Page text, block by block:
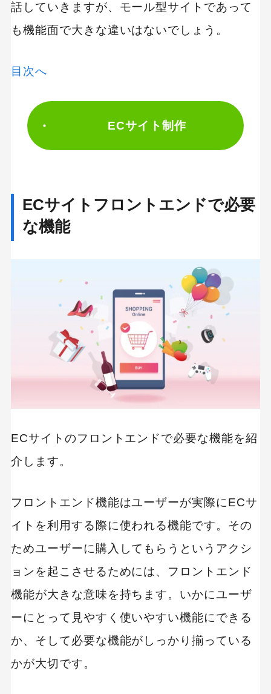
キーワードから記事を検索
カテゴリーから記事を検索
話していきますが、モール型サイトであって
も機能面で大きな違いはないでしょう。
目次へ
ECサイト制作
ECサイトフロントエンドで必要
な機能
ECサイトのフロントエンドで必要な機能を紹
介します。
フロントエンド機能はユーザーが実際にECサ
イトを利用する際に使われる機能です。その
ためユーザーに購入してもらうというアクシ
ョンを起こさせるためには、フロントエンド
機能が大きな意味を持ちます。いかにユーザ
ーにとって見やすく使いやすい機能にできる
か、そして必要な機能がしっかり揃っている
かが大切です。